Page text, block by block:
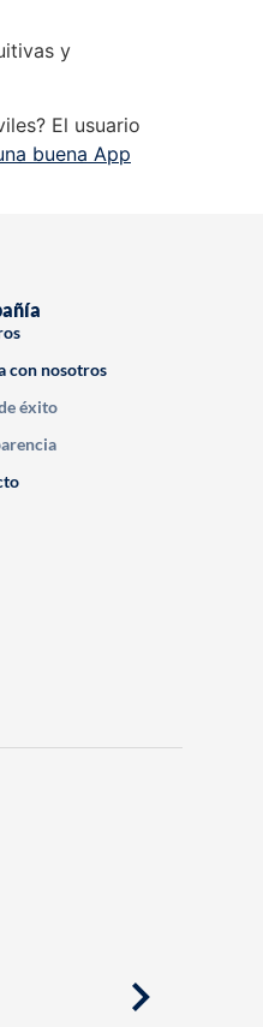
y
El usuario
buena App
con nosotros
éxito